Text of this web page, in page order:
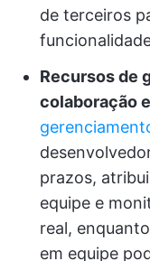
de terceiros
Recursos de
colaboração
prazos,
equipe e
real,
em equipe